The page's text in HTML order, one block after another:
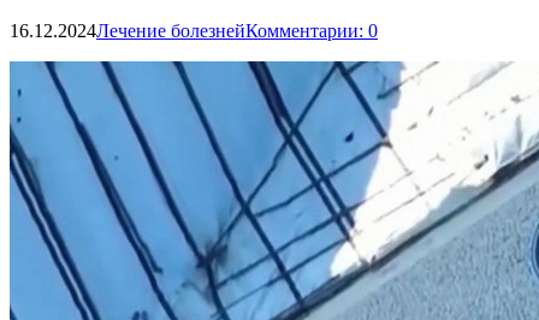
16.12.2024Лечение болезнейКомментарии: 0